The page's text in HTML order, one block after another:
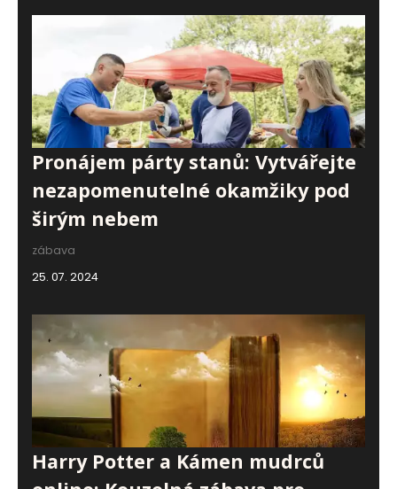
Pronájem párty stanů: Vytvářejte
nezapomenutelné okamžiky pod
širým nebem
zábava
25. 07. 2024
Harry Potter a Kámen mudrců